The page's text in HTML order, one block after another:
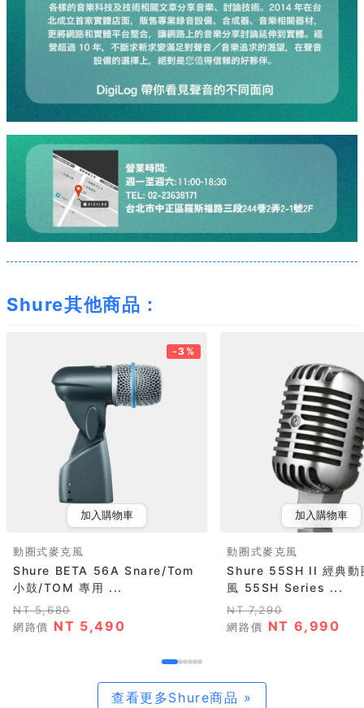
Shure其他商品：
-3%
加入購物車
動圈式麥克風
Shure BETA 56A Snare/Tom
小鼓/TOM 專用 ...
NT 5,680
網路價 NT 5,490
加入購物車
動圈式麥克風
Shure 55SH II 經典動
風 55SH Series ...
NT 7,290
網路價 NT 6,990
查看更多Shure商品 »